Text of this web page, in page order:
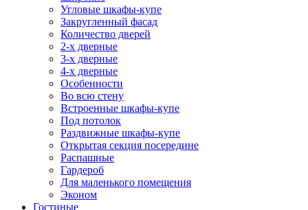
Угловые шкафы-купе
Закругленный фасад
Количество дверей
2-х дверные
3-х дверные
4-х дверные
Особенности
Во всю стену
Встроенные шкафы-купе
Под потолок
Раздвижные шкафы-купе
Открытая секция посередине
Распашные
Гардероб
Для маленького помещения
Эконом
Гостиные